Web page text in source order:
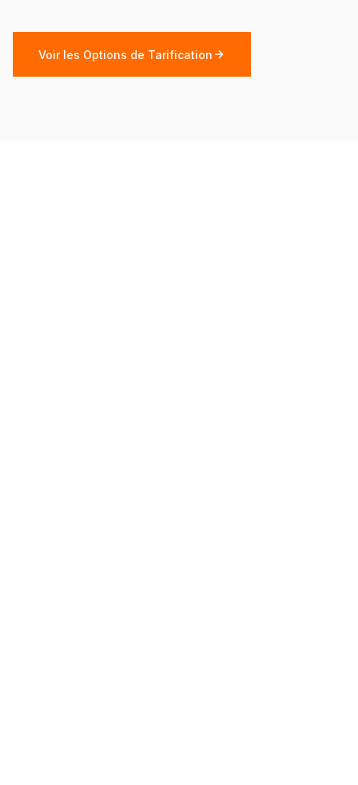
Voir les Options de Tarification